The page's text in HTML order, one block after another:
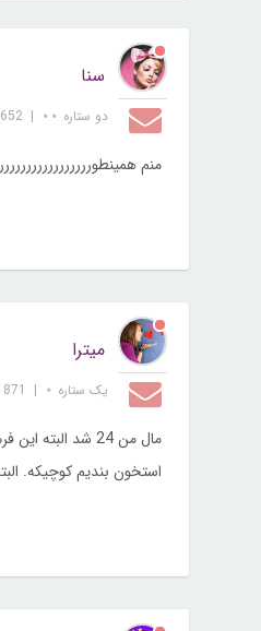
سنا
دو ستاره ⋆⋆ |
652
منم
میترا
یک ستاره ⋆ |
871
استخون بندیم کوچیکه.